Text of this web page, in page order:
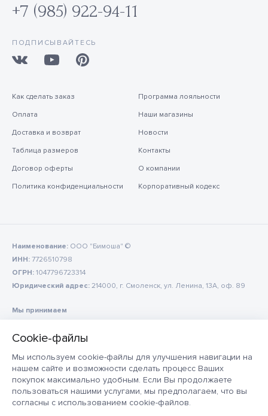
Мы используем cookie-файлы для улучшения навигации на
нашем сайте и возможности сделать процесс Ваших
покупок максимально удобным. Если Вы продолжаете
пользоваться нашими услугами, мы предполагаем, что вы
согласны с использованием cookie-файлов.
+7 (985) 922-94-11
ПОДПИСЫВАЙТЕСЬ
Как сделать заказ
Оплата
Доставка и возврат
Таблица размеров
Договор оферты
Политика конфиденциальности
Программа лояльности
Наши магазины
Новости
Контакты
О компании
Корпоративный кодекс
Наименование: ООО "Бимоша" ©
ИНН: 7726510798
ОГРН: 1047796723314
Юридический адрес: 214000, г. Смоленск, ул. Ленина, 13А, оф. 89
Мы принимаем